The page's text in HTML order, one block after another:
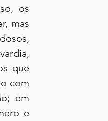
os
mas
que
com
em
e